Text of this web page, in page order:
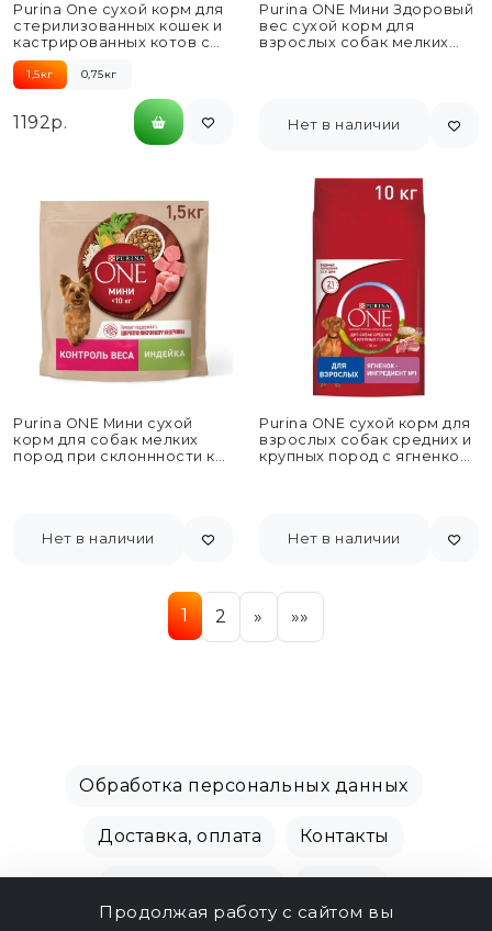
Purina One сухой корм для
стерилизованных кошек и
кастрированных котов с
лососем и пшеницей...
1,5кг 0,75кг
1192р.
Purina ONE Мини Здоровый
вес сухой корм для
взрослых собак мелких
Нет в наличии
Purina ONE Мини сухой
корм для собак мелких
пород при склоннности к
Нет в наличии
Purina ONE сухой корм для
взрослых собак средних и
крупных пород с ягненком
Нет в наличии
1 2 » »»
Обработка персональных данных
Доставка, оплата Контакты
Продолжая работу с сайтом вы